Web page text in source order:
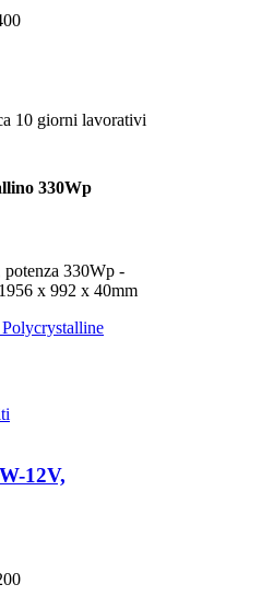
10 giorni lavorativi
330Wp
potenza 330Wp -
x 992 x 40mm
12V,